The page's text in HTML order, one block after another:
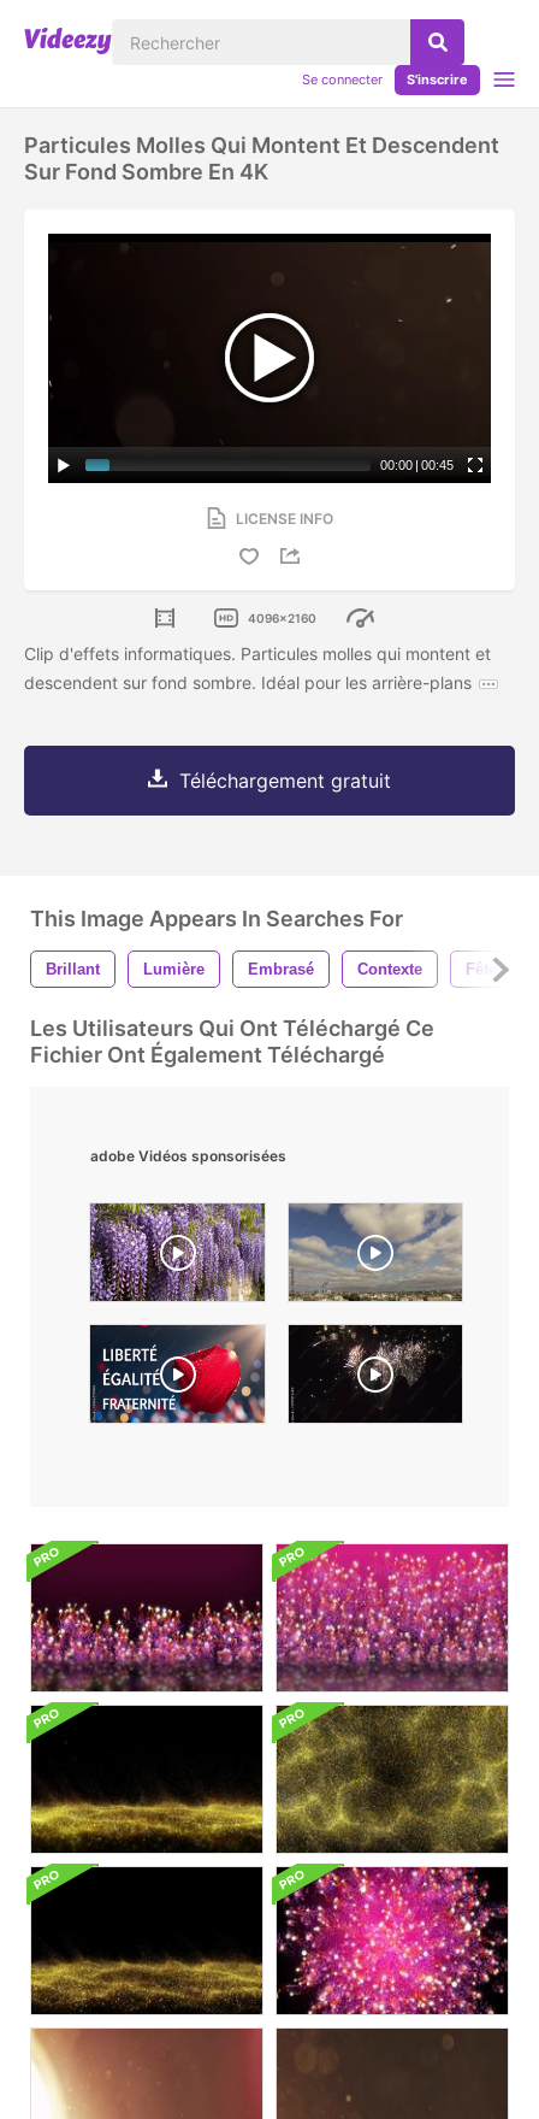
Se connecter S'inscrire
Particules Molles Qui Montent Et Descendent
Sur Fond Sombre En 4K
00:00 | 00:45
LICENSE INFO
4096x2160
Clip d'effets informatiques. Particules molles qui montent et
descendent sur fond sombre. Idéal pour les arrière-plans
Téléchargement gratuit
This Image Appears In Searches For
Brillant Lumière Embrasé Contexte Fête
Les Utilisateurs Qui Ont Téléchargé Ce
Fichier Ont Également Téléchargé
adobe Vidéos sponsorisées